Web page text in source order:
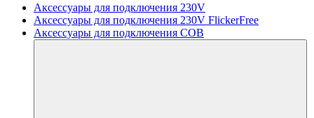
Аксессуары для подключения 230V
Аксессуары для подключения 230V FlickerFree
Аксессуары для подключения COB